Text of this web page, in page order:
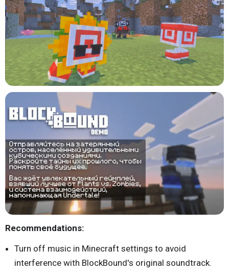
Recommendations:
Turn off music in Minecraft settings to avoid
interference with BlockBound's original soundtrack.